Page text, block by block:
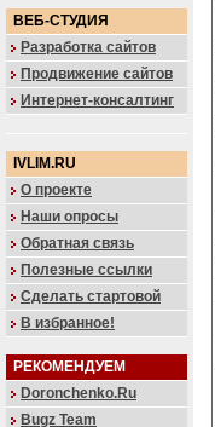
ВЕБ-СТУДИЯ
Разработка сайтов
Продвижение сайтов
Интернет-консалтинг
IVLIM.RU
О проекте
Наши опросы
Обратная связь
Полезные ссылки
Сделать стартовой
В избранное!
РЕКОМЕНДУЕМ
Doronchenko.Ru
Bugz Team